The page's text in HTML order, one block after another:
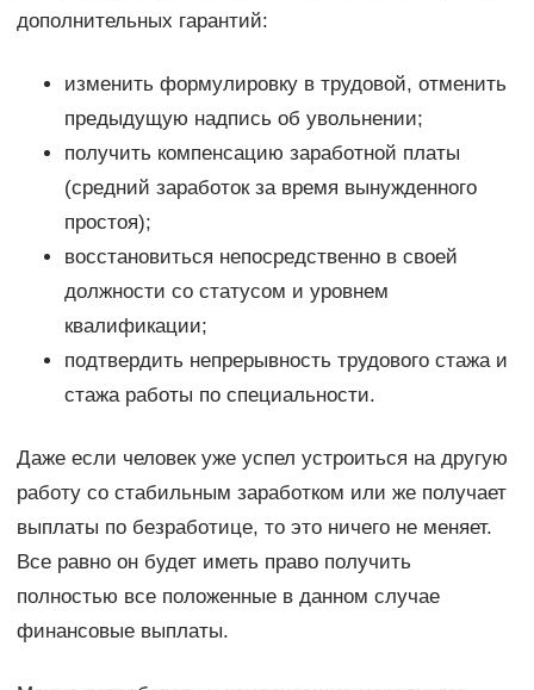
дополнительных гарантий:
изменить формулировку в трудовой, отменить
предыдущую надпись об увольнении;
получить компенсацию заработной платы
(средний заработок за время вынужденного
простоя);
восстановиться непосредственно в своей
должности со статусом и уровнем
квалификации;
подтвердить непрерывность трудового стажа и
стажа работы по специальности.
Даже если человек уже успел устроиться на другую
работу со стабильным заработком или же получает
выплаты по безработице, то это ничего не меняет.
Все равно он будет иметь право получить
полностью все положенные в данном случае
финансовые выплаты.